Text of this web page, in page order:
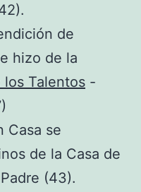
de
hizo de la
los Talentos -
Casa se
de la Casa de
(43).